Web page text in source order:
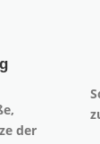
der